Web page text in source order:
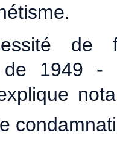
de 1949